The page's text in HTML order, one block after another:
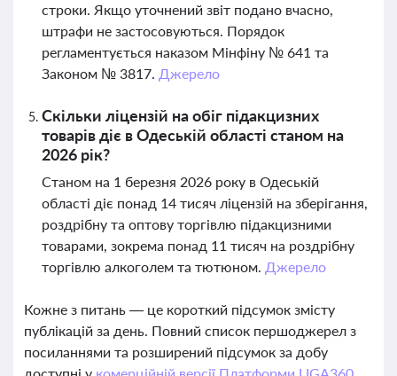
строки. Якщо уточнений звіт подано вчасно,
штрафи не застосовуються. Порядок
регламентується наказом Мінфіну № 641 та
Законом № 3817. Джерело
Скільки ліцензій на обіг підакцизних
товарів діє в Одеській області станом на
2026 рік?
Станом на 1 березня 2026 року в Одеській
області діє понад 14 тисяч ліцензій на зберігання,
роздрібну та оптову торгівлю підакцизними
товарами, зокрема понад 11 тисяч на роздрібну
торгівлю алкоголем та тютюном. Джерело
Кожне з питань — це короткий підсумок змісту
публікацій за день. Повний список першоджерел з
посиланнями та розширений підсумок за добу